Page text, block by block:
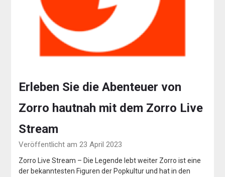
Erleben Sie die Abenteuer von
Zorro hautnah mit dem Zorro Live
Stream
Veröffentlicht am 23 April 2023
Zorro Live Stream – Die Legende lebt weiter Zorro ist eine
der bekanntesten Figuren der Popkultur und hat in den